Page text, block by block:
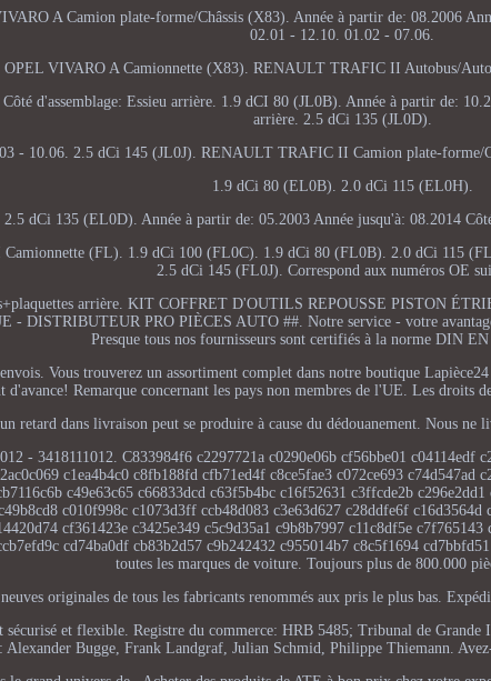
A Camion plate-forme/Châssis (X83). Année à partir de: 08.2006
02.01 - 12.10. 01.02 - 07.06.
OPEL VIVARO A Camionnette (X83). RENAULT TRAFIC II Autobus/
d'assemblage: Essieu arrière. 1.9 dCI 80 (JL0B). Année à partir de:
arrière. 2.5 dCi 135 (JL0D).
- 10.06. 2.5 dCi 145 (JL0J). RENAULT TRAFIC II Camion plate-forme/
1.9 dCi 80 (EL0B). 2.0 dCi 115 (EL0H).
dCi 135 (EL0D). Année à partir de: 05.2003 Année jusqu'à: 08.2014
(FL). 1.9 dCi 100 (FL0C). 1.9 dCi 80 (FL0B). 2.0 dCi 115
2.5 dCi 145 (FL0J). Correspond aux numéros OE
arrière. KIT COFFRET D'OUTILS REPOUSSE PISTON
- DISTRIBUTEUR PRO PIÈCES AUTO ##. Notre service - votre
Presque tous nos fournisseurs sont certifiés à la norme DIN
Vous trouverez un assortiment complet dans notre boutique
d'avance! Remarque concernant les pays non membres de l'UE. Les droits
retard dans livraison peut se produire à cause du dédouanement. Nous ne
- 3418111012. C833984f6 c2297721a c0290e06b cf56bbe01 c04114edf
c1ea4b4c0 c8fb188fd cfb71ed4f c8ce5fae3 c072ce693 c74d547ad
c49e63c65 c66833dcd c63f5b4bc c16f52631 c3ffcde2b
c010f998c c1073d3ff ccb48d083 c3e63d627 c28ddfe6f c16d3564d
cf361423e c3425e349 c5c9d35a1 c9b8b7997 c11c8df5e
cd74ba0df cb83b2d57 c9b242432 c955014b7 c8c5f1694
toutes les marques de voiture. Toujours plus de 800.000
neuves originales de tous les fabricants renommés aux pris le plus bas.
sécurisé et flexible. Registre du commerce: HRB 5485; Tribunal de
Alexander Bugge, Frank Landgraf, Julian Schmid, Philippe Thiemann.